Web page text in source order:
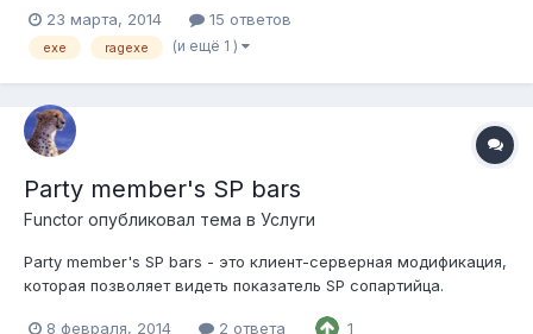
читаются, либо я делаю что-то не правильно. Сам
использовал Ragexe, версии PACKETVER 20100728 - 2010 07
23 марта, 2014 15 ответов
exe ragexe (и ещё 1 )
Party member's SP bars
Functor опубликовал тема в Услуги
Party member's SP bars - это клиент-серверная модификация,
которая позволяет видеть показатель SP сопартийца.
8 февраля, 2014 2 ответа 1